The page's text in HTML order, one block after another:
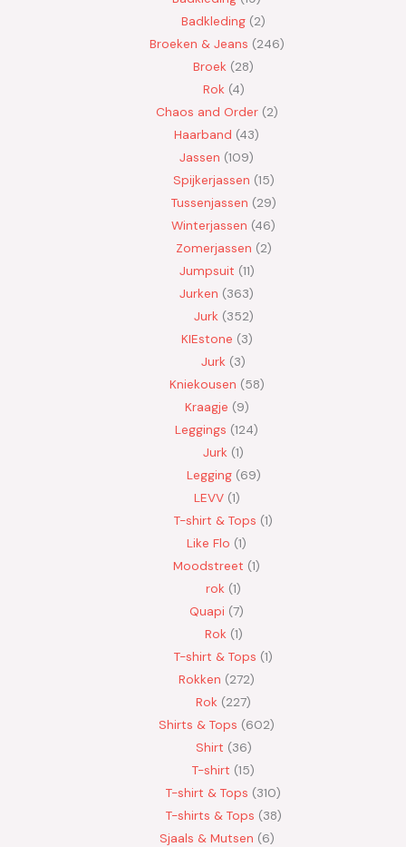
Badkleding 2
Broeken & Jeans 246
Broek 28
Rok 4
Chaos and Order 2
Haarband 43
Jassen 109
Spijkerjassen 15
Tussenjassen 29
Winterjassen 46
Zomerjassen 2
Jumpsuit 11
Jurken 363
Jurk 352
KIEstone 3
Jurk 3
Kniekousen 58
Kraagje 9
Leggings 124
Jurk 1
Legging 69
LEVV 1
T-shirt & Tops 1
Like Flo 1
Moodstreet 1
rok 1
Quapi 7
Rok 1
T-shirt & Tops 1
Rokken 272
Rok 227
Shirts & Tops 602
Shirt 36
T-shirt 15
T-shirt & Tops 310
T-shirts & Tops 38
Sjaals & Mutsen 6